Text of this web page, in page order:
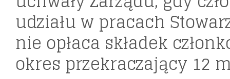
udziału w pracach
nie opłaca składek
okres przekraczający 12